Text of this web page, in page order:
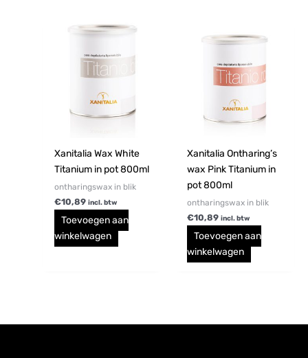
Xanitalia Wax White
Titanium in pot 800ml
ontharingswax in blik
€10,89 incl. btw
Toevoegen aan
winkelwagen
Xanitalia Ontharing’s
wax Pink Titanium in
pot 800ml
ontharingswax in blik
€10,89 incl. btw
Toevoegen aan
winkelwagen